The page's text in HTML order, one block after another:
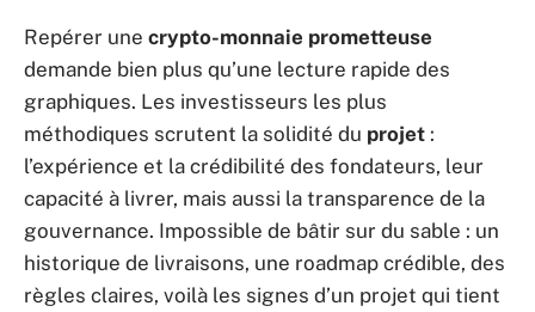
Repérer une crypto-monnaie prometteuse
demande bien plus qu’une lecture rapide des
graphiques. Les investisseurs les plus
méthodiques scrutent la solidité du projet :
l’expérience et la crédibilité des fondateurs, leur
capacité à livrer, mais aussi la transparence de la
gouvernance. Impossible de bâtir sur du sable : un
historique de livraisons, une roadmap crédible, des
règles claires, voilà les signes d’un projet qui tient